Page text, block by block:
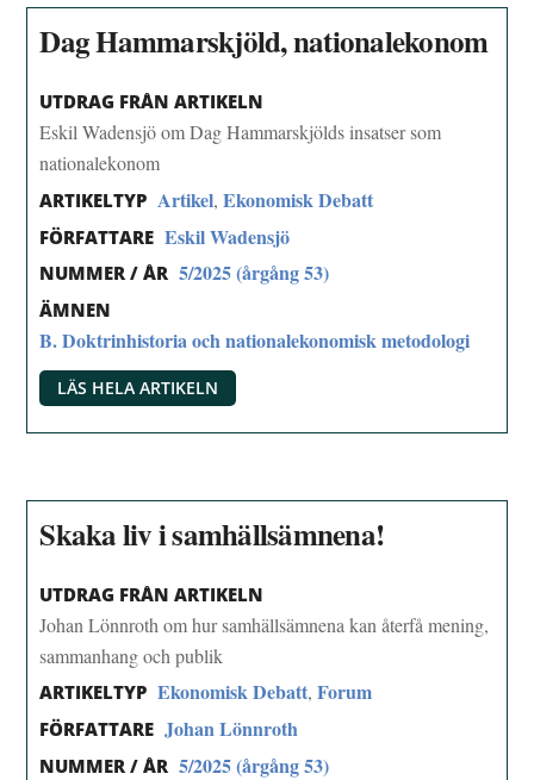
Dag Hammarskjöld, nationalekonom
UTDRAG FRÅN ARTIKELN
Eskil Wadensjö om Dag Hammarskjölds insatser som
nationalekonom
ARTIKELTYP Artikel,Ekonomisk Debatt
FÖRFATTARE Eskil Wadensjö
NUMMER / ÅR 5/2025 (årgång 53)
ÄMNEN
B. Doktrinhistoria och nationalekonomisk metodologi
LÄS HELA ARTIKELN
Skaka liv i samhällsämnena!
UTDRAG FRÅN ARTIKELN
Johan Lönnroth om hur samhällsämnena kan återfå mening,
sammanhang och publik
ARTIKELTYP Ekonomisk Debatt,Forum
FÖRFATTARE Johan Lönnroth
NUMMER / ÅR 5/2025 (årgång 53)